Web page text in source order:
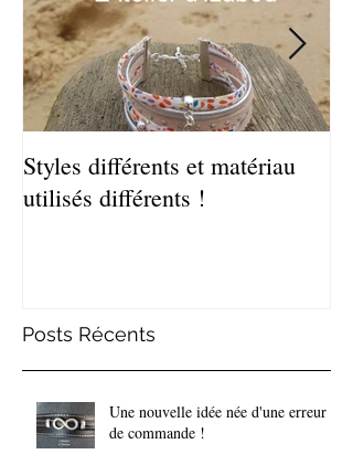
Styles différents et matériau
utilisés différents !
Posts Récents
Une nouvelle idée née d'une erreur
de commande !